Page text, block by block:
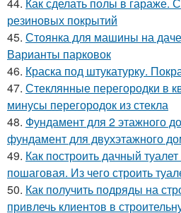
резиновых покрытий
45. Стоянка для машины на
Варианты парковок
46. Краска под штукатурку.
47. Стеклянные перегородки в
минусы перегородок из стекла
48. Фундамент для 2 этажного
фундамент для двухэтажного
49. Как построить дачный
пошаговая. Из чего строить
50. Как получить подряды на
привлечь клиентов в